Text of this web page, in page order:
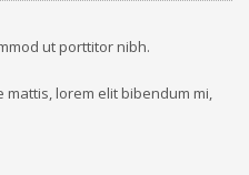
ut porttitor nibh.
lorem elit bibendum mi,